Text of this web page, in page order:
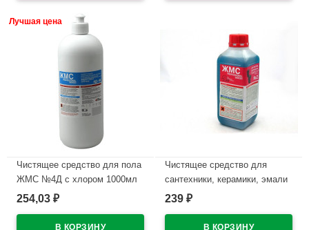
Лучшая цена
Чистящее средство для пола
ЖМС №4Д с хлором 1000мл
(Ст.12)
254,03 ₽
Чистящее средство для
сантехники, керамики, эмали
ЖМС №2 1000мл (Ст.12)
239 ₽